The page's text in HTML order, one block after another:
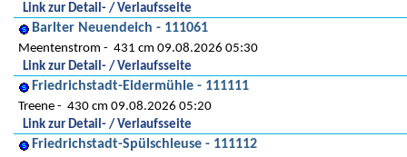
Link zur Detail- / Verlaufsseite
Barlter Neuendeich - 111061
Meentenstrom
431 cm 09.08.2026 05:30
Link zur Detail- / Verlaufsseite
Friedrichstadt-Eidermühle - 111111
Treene
430 cm 09.08.2026 05:20
Link zur Detail- / Verlaufsseite
Friedrichstadt-Spülschleuse - 111112